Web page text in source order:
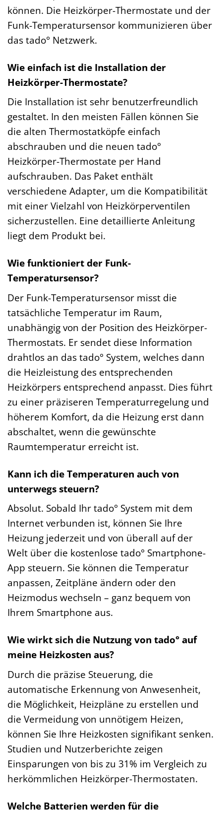
können. Die Heizkörper-Thermostate und der
Funk-Temperatursensor kommunizieren über
das tado° Netzwerk.
Wie einfach ist die Installation der
Heizkörper-Thermostate?
Die Installation ist sehr benutzerfreundlich
gestaltet. In den meisten Fällen können Sie
die alten Thermostatköpfe einfach
abschrauben und die neuen tado°
Heizkörper-Thermostate per Hand
aufschrauben. Das Paket enthält
verschiedene Adapter, um die Kompatibilität
mit einer Vielzahl von Heizkörperventilen
sicherzustellen. Eine detaillierte Anleitung
liegt dem Produkt bei.
Wie funktioniert der Funk-
Temperatursensor?
Der Funk-Temperatursensor misst die
tatsächliche Temperatur im Raum,
unabhängig von der Position des Heizkörper-
Thermostats. Er sendet diese Information
drahtlos an das tado° System, welches dann
die Heizleistung des entsprechenden
Heizkörpers entsprechend anpasst. Dies führt
zu einer präziseren Temperaturregelung und
höherem Komfort, da die Heizung erst dann
abschaltet, wenn die gewünschte
Raumtemperatur erreicht ist.
Kann ich die Temperaturen auch von
unterwegs steuern?
Absolut. Sobald Ihr tado° System mit dem
Internet verbunden ist, können Sie Ihre
Heizung jederzeit und von überall auf der
Welt über die kostenlose tado° Smartphone-
App steuern. Sie können die Temperatur
anpassen, Zeitpläne ändern oder den
Heizmodus wechseln – ganz bequem von
Ihrem Smartphone aus.
Wie wirkt sich die Nutzung von tado° auf
meine Heizkosten aus?
Durch die präzise Steuerung, die
automatische Erkennung von Anwesenheit,
die Möglichkeit, Heizpläne zu erstellen und
die Vermeidung von unnötigem Heizen,
können Sie Ihre Heizkosten signifikant senken.
Studien und Nutzerberichte zeigen
Einsparungen von bis zu 31% im Vergleich zu
herkömmlichen Heizkörper-Thermostaten.
Welche Batterien werden für die